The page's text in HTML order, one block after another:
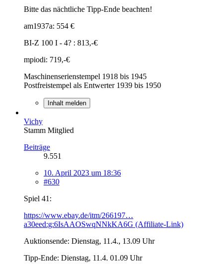
Bitte das nächtliche Tipp-Ende beachten!
am1937a: 554 €
BI-Z 100 I - 4? : 813,-€
mpiodi: 719,-€
Maschinenserienstempel 1918 bis 1945
Postfreistempel als Entwerter 1939 bis 1950
Inhalt melden
Vichy
Stamm Mitglied
Beiträge
9.551
10. April 2023 um 18:36
#630
Spiel 41:
https://www.ebay.de/itm/266197…
a30eed:g:6IsAAOSwqNNkKA6G (Affiliate-Link)
Auktionsende: Dienstag, 11.4., 13.09 Uhr
Tipp-Ende: Dienstag, 11.4. 01.09 Uhr